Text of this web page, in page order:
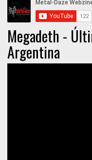
Megadeth -
Argentina